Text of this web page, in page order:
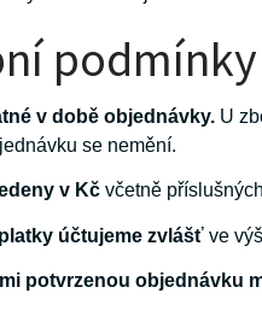
podmínky
v době objednávky. U
se nemění.
v Kč včetně
účtujeme zvlášť ve
potvrzenou objednávku